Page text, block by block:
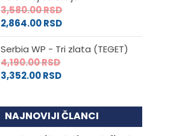
3,580.00RSD
2,864.00RSD
Serbia WP - Tri zlata (TEGET)
4,190.00RSD
3,352.00RSD
NAJNOVIJI ČLANCI